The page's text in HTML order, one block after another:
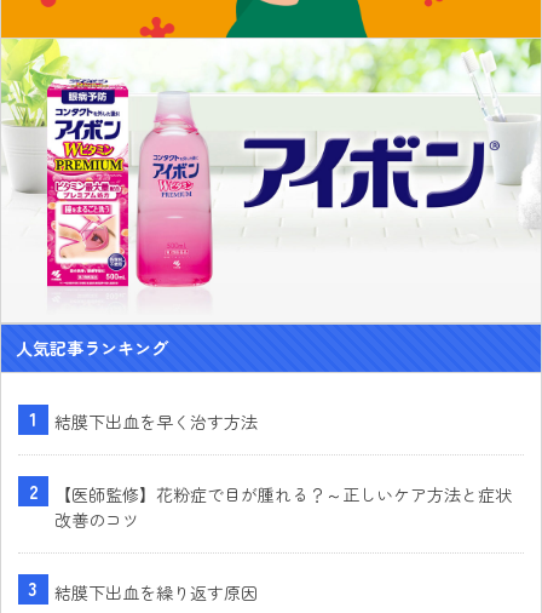
人気記事ランキング
結膜下出血を早く治す方法
【医師監修】花粉症で目が腫れる？～正しいケア方法と症状
改善のコツ
結膜下出血を繰り返す原因